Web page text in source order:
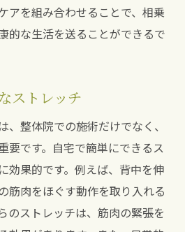
アを組み合わせることで、相乗
的な生活を送ることができるで
ストレッチ
、整体院での施術だけでなく、
要です。自宅で簡単にできるス
効果的です。例えば、背中を伸
筋肉をほぐす動作を取り入れる
のストレッチは、筋肉の緊張を